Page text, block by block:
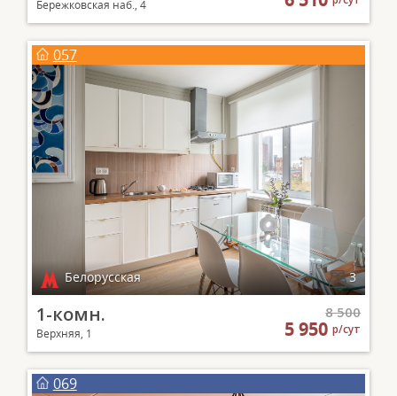
Бережковская наб., 4
057
Белорусская 3
1-комн.
Верхняя, 1
8 500
5 950р/сут
069